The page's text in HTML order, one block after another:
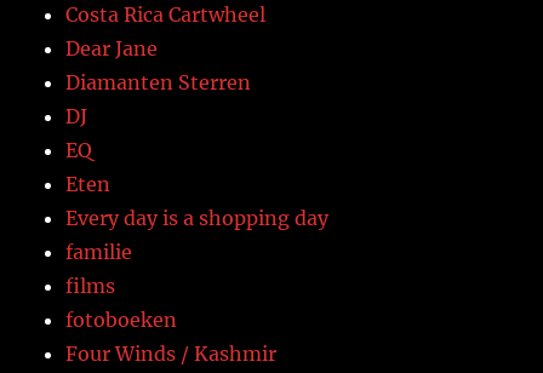
Costa Rica Cartwheel
Dear Jane
Diamanten Sterren
DJ
EQ
Eten
Every day is a shopping day
familie
films
fotoboeken
Four Winds / Kashmir